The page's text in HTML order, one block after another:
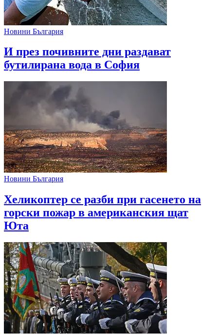
Новини България
И през почивните дни раздават
бутилирана вода в София
Новини България
Хеликоптер се разби при гасенето на
горски пожар в американския щат
Юта